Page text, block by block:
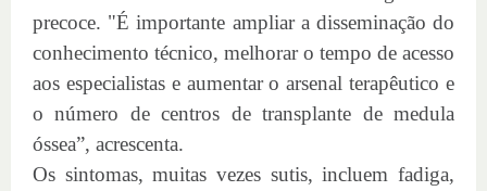
precoce. "É importante ampliar a disseminação do
conhecimento técnico, melhorar o tempo de acesso
aos especialistas e aumentar o arsenal terapêutico e
o número de centros de transplante de medula
óssea”, acrescenta.
Os sintomas, muitas vezes sutis, incluem fadiga,